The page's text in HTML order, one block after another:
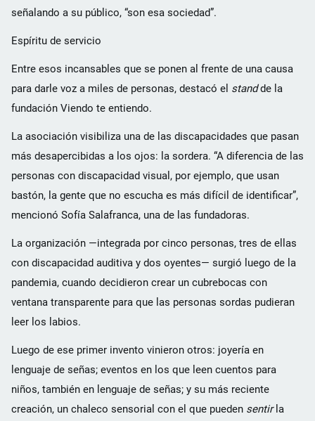
señalando a su público, “son esa sociedad”.
Espíritu de servicio
Entre esos incansables que se ponen al frente de una causa
para darle voz a miles de personas, destacó el standde la
fundación Viendo te entiendo.
La asociación visibiliza una de las discapacidades que pasan
más desapercibidas a los ojos: la sordera. “A diferencia de las
personas con discapacidad visual, por ejemplo, que usan
bastón, la gente que no escucha es más difícil de identificar”,
mencionó Sofía Salafranca, una de las fundadoras.
La organización —integrada por cinco personas, tres de ellas
con discapacidad auditiva y dos oyentes— surgió luego de la
pandemia, cuando decidieron crear un cubrebocas con
ventana transparente para que las personas sordas pudieran
leer los labios.
Luego de ese primer invento vinieron otros: joyería en
lenguaje de señas; eventos en los que leen cuentos para
niños, también en lenguaje de señas; y su más reciente
creación, un chaleco sensorial con el que pueden sentirla